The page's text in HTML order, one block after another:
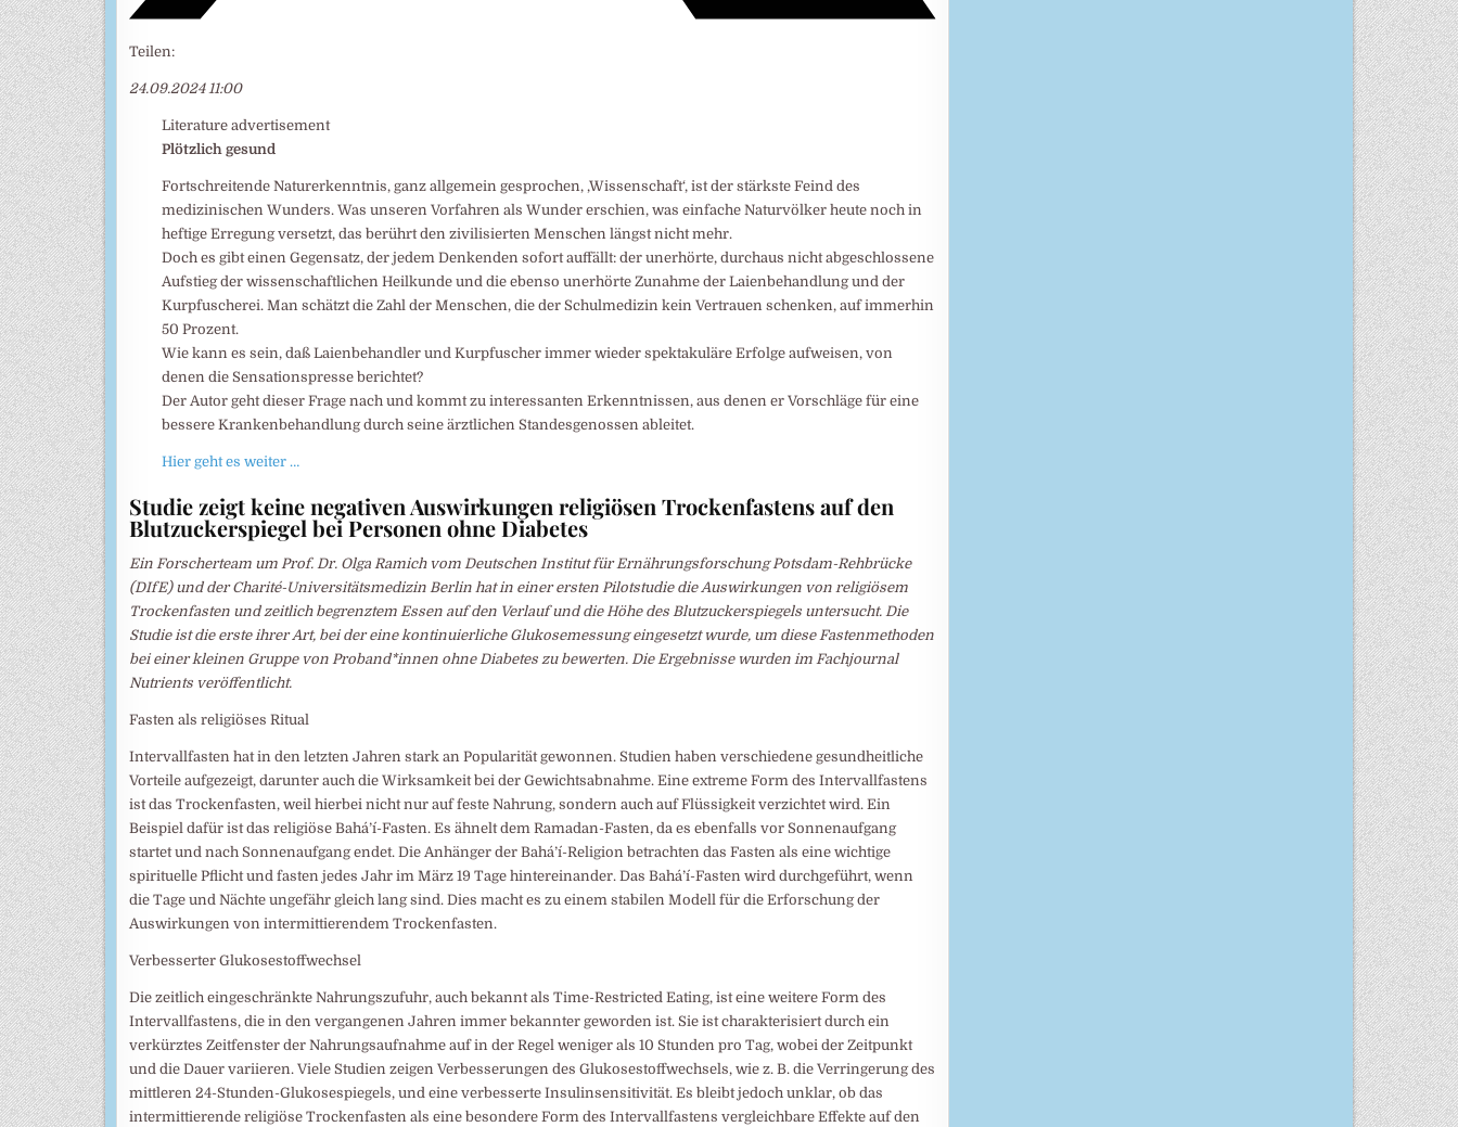
Teilen:
24.09.2024 11:00
Literature advertisement
Plötzlich gesund
Fortschreitende Naturerkenntnis, ganz allgemein gesprochen, ‚Wissenschaft‘, ist der stärkste Feind des
medizinischen Wunders. Was unseren Vorfahren als Wunder erschien, was einfache Naturvölker heute noch in
heftige Erregung versetzt, das berührt den zivilisierten Menschen längst nicht mehr.
Doch es gibt einen Gegensatz, der jedem Denkenden sofort auffällt: der unerhörte, durchaus nicht abgeschlossene
Aufstieg der wissenschaftlichen Heilkunde und die ebenso unerhörte Zunahme der Laienbehandlung und der
Kurpfuscherei. Man schätzt die Zahl der Menschen, die der Schulmedizin kein Vertrauen schenken, auf immerhin
50 Prozent.
Wie kann es sein, daß Laienbehandler und Kurpfuscher immer wieder spektakuläre Erfolge aufweisen, von
denen die Sensationspresse berichtet?
Der Autor geht dieser Frage nach und kommt zu interessanten Erkenntnissen, aus denen er Vorschläge für eine
bessere Krankenbehandlung durch seine ärztlichen Standesgenossen ableitet.
Hier geht es weiter …
Studie zeigt keine negativen Auswirkungen religiösen Trockenfastens auf den
Blutzuckerspiegel bei Personen ohne Diabetes
Ein Forscherteam um Prof. Dr. Olga Ramich vom Deutschen Institut für Ernährungsforschung Potsdam-Rehbrücke
(DIfE) und der Charité-Universitätsmedizin Berlin hat in einer ersten Pilotstudie die Auswirkungen von religiösem
Trockenfasten und zeitlich begrenztem Essen auf den Verlauf und die Höhe des Blutzuckerspiegels untersucht. Die
Studie ist die erste ihrer Art, bei der eine kontinuierliche Glukosemessung eingesetzt wurde, um diese Fastenmethoden
bei einer kleinen Gruppe von Proband*innen ohne Diabetes zu bewerten. Die Ergebnisse wurden im Fachjournal
Nutrients veröffentlicht.
Fasten als religiöses Ritual
Intervallfasten hat in den letzten Jahren stark an Popularität gewonnen. Studien haben verschiedene gesundheitliche
Vorteile aufgezeigt, darunter auch die Wirksamkeit bei der Gewichtsabnahme. Eine extreme Form des Intervallfastens
ist das Trockenfasten, weil hierbei nicht nur auf feste Nahrung, sondern auch auf Flüssigkeit verzichtet wird. Ein
Beispiel dafür ist das religiöse Bahá’í-Fasten. Es ähnelt dem Ramadan-Fasten, da es ebenfalls vor Sonnenaufgang
startet und nach Sonnenaufgang endet. Die Anhänger der Bahá’í-Religion betrachten das Fasten als eine wichtige
spirituelle Pflicht und fasten jedes Jahr im März 19 Tage hintereinander. Das Bahá’í-Fasten wird durchgeführt, wenn
die Tage und Nächte ungefähr gleich lang sind. Dies macht es zu einem stabilen Modell für die Erforschung der
Auswirkungen von intermittierendem Trockenfasten.
Verbesserter Glukosestoffwechsel
Die zeitlich eingeschränkte Nahrungszufuhr, auch bekannt als Time-Restricted Eating, ist eine weitere Form des
Intervallfastens, die in den vergangenen Jahren immer bekannter geworden ist. Sie ist charakterisiert durch ein
verkürztes Zeitfenster der Nahrungsaufnahme auf in der Regel weniger als 10 Stunden pro Tag, wobei der Zeitpunkt
und die Dauer variieren. Viele Studien zeigen Verbesserungen des Glukosestoffwechsels, wie z. B. die Verringerung des
mittleren 24-Stunden-Glukosespiegels, und eine verbesserte Insulinsensitivität. Es bleibt jedoch unklar, ob das
intermittierende religiöse Trockenfasten als eine besondere Form des Intervallfastens vergleichbare Effekte auf den